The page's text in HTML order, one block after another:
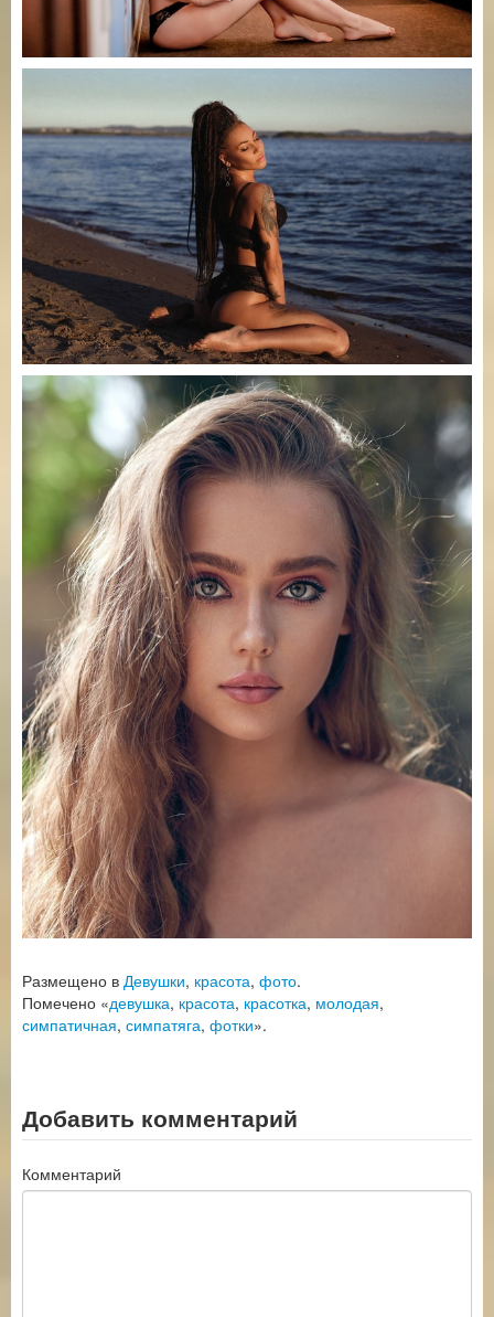
Размещено в Девушки, красота, фото.
Помечено «девушка, красота, красотка, молодая,
симпатичная, симпатяга, фотки».
Добавить комментарий
Комментарий